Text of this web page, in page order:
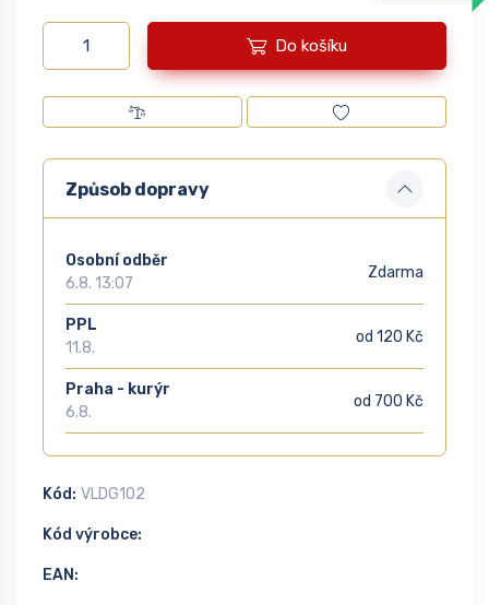
Do košíku
Způsob dopravy
Osobní odběr
6.8. 13:07
Zdarma
PPL
11.8.
od 120 Kč
Praha - kurýr
6.8.
od 700 Kč
Kód: VLDG102
Kód výrobce:
EAN: